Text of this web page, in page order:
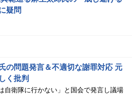
疑問
の問題発言＆不適切な謝罪対応 元
く批判
自衛隊に行かない」と国会で発言し議場